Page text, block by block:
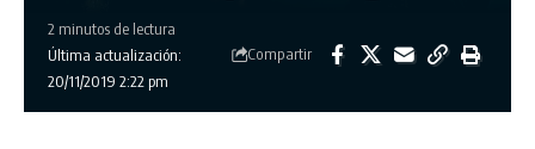
Última actualización:
20/11/2019 2:22 pm
2 minutos de lectura
Compartir